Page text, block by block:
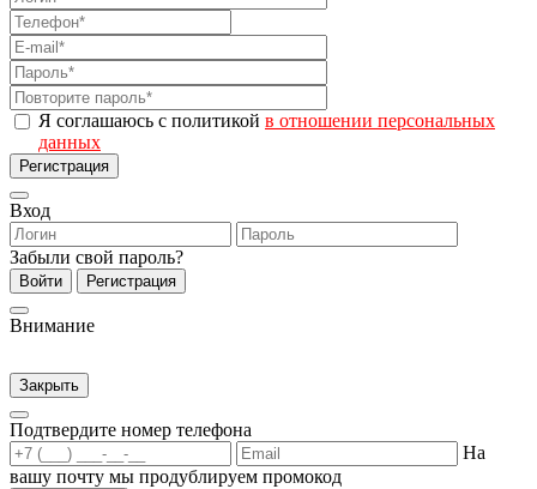
Я соглашаюсь с политикой в отношении персональных
данных
Регистрация
Вход
Забыли свой пароль?
Войти Регистрация
Внимание
Закрыть
Подтвердите номер телефона
На
вашу почту мы продублируем промокод